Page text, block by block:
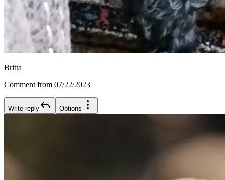
Britta
Comment from 07/22/2023
Write reply Options